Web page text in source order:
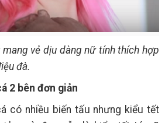
vẻ dịu dàng nữ tính thích hợp
đà.
2 bên đơn giản
có nhiều biến tấu nhưng kiểu tết